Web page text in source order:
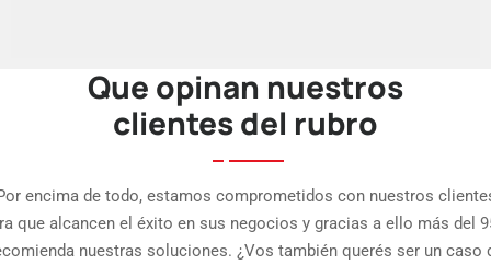
Que opinan nuestros
clientes del rubro
encima de todo, estamos comprometidos con nuestros
que alcancen el éxito en sus negocios y gracias a ello más del
nuestras soluciones. ¿Vos también querés ser un caso